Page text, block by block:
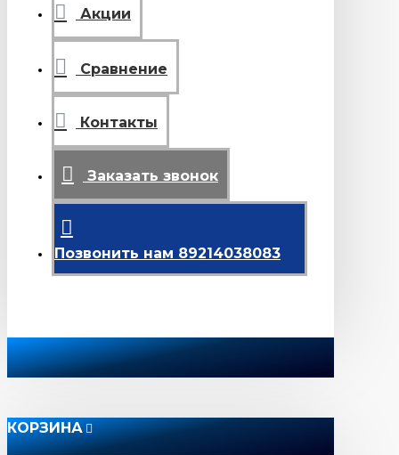
Акции
Сравнение
Контакты
Заказать звонок
Позвонить нам 89214038083
КОРЗИНА